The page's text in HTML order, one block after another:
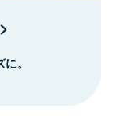
。